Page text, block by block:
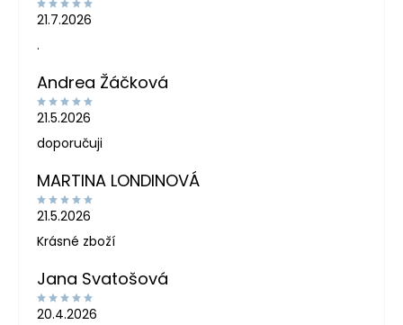
21.7.2026
.
Andrea Žáčková
21.5.2026
doporučuji
MARTINA LONDINOVÁ
21.5.2026
Krásné zboží
Jana Svatošová
20.4.2026